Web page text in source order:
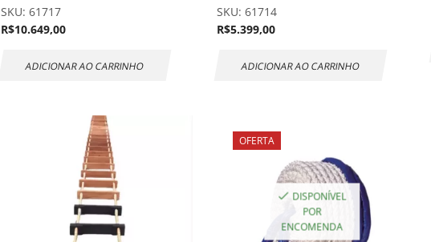
SKU: 61717
R$10.649,00
ADICIONAR AO CARRINHO
SKU: 61714
R$5.399,00
ADICIONAR AO CARRINHO
OFERTA
DISPONÍVEL
POR
ENCOMENDA